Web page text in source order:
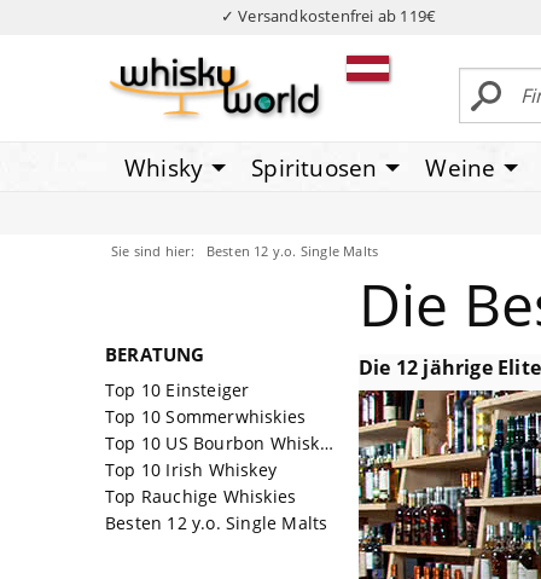
✓ Versandkostenfrei ab 119€
Whisky Spirituosen Weine
Sie sind hier: Besten 12 y.o. Single Malts
BERATUNG
Top 10 Einsteiger
Top 10 Sommerwhiskies
Top 10 US Bourbon Whiskeys
Top 10 Irish Whiskey
Top Rauchige Whiskies
Besten 12 y.o. Single Malts
Die
Die 12 jährige